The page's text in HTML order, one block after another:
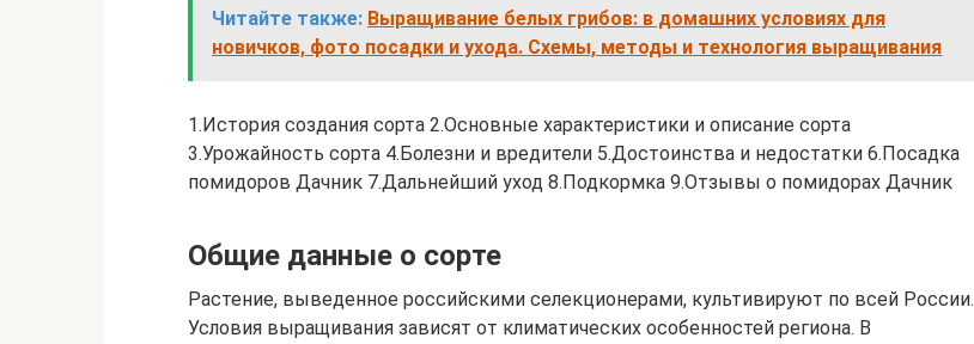
Читайте также: Выращивание белых грибов: в домашних условиях для
новичков, фото посадки и ухода. Схемы, методы и технология выращивания
1.История создания сорта 2.Основные характеристики и описание сорта
3.Урожайность сорта 4.Болезни и вредители 5.Достоинства и недостатки 6.Посадка
помидоров Дачник 7.Дальнейший уход 8.Подкормка 9.Отзывы о помидорах Дачник
Общие данные о сорте
Растение, выведенное российскими селекционерами, культивируют по всей России.
Условия выращивания зависят от климатических особенностей региона. В